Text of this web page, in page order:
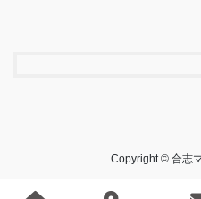
Copyright © 合志